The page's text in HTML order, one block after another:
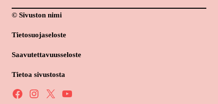
© Sivuston nimi
Tietosuojaseloste
Saavutettavuusseloste
Tietoa sivustosta
Facebook Instagram X YouTube